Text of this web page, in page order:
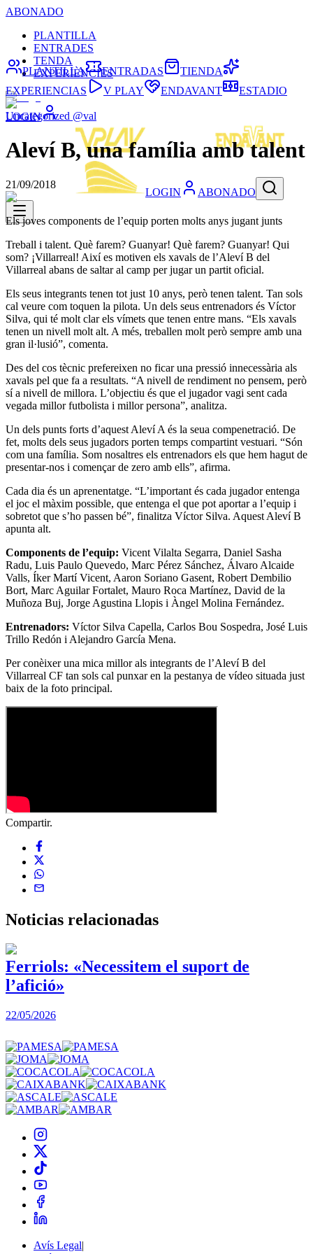
ABONADO
PLANTILLA
ENTRADES
TENDA
EXPERIÈNCIES
LOGIN
LOGIN ABONADO
PLANTILLA ENTRADAS
TIENDA
EXPERIENCIAS
V PLAY ENDAVANT ESTADIO
Uncategorized @val
Aleví B, una família amb talent
21/09/2018
Els joves components de l’equip porten molts anys jugant junts
Treball i talent. Què farem? Guanyar! Què farem? Guanyar! Qui
som? ¡Villarreal! Així es motiven els xavals de l’Aleví B del
Villarreal abans de saltar al camp per jugar un partit oficial.
Els seus integrants tenen tot just 10 anys, però tenen talent. Tan sols
cal veure com toquen la pilota. Un dels seus entrenadors és Víctor
Silva, qui té molt clar els vímets que tenen entre mans. “Els xavals
tenen un nivell molt alt. A més, treballen molt però sempre amb una
gran il·lusió”, comenta.
Des del cos tècnic prefereixen no ficar una pressió innecessària als
xavals pel que fa a resultats. “A nivell de rendiment no pensem, però
sí a nivell de millora. L’objectiu és que el jugador vagi sent cada
vegada millor futbolista i millor persona”, analitza.
Un dels punts forts d’aquest Aleví A és la seua compenetració. De
fet, molts dels seus jugadors porten temps compartint vestuari. “Són
com una família. Som nosaltres els entrenadors els que hem hagut de
presentar-nos i començar de zero amb ells”, afirma.
Cada dia és un aprenentatge. “L’important és cada jugador entenga
el joc el màxim possible, que entenga el que pot aportar a l’equip i
sobretot que s’ho passen bé”, finalitza Víctor Silva. Aquest Aleví B
apunta alt.
Components de l’equip: Vicent Vilalta Segarra, Daniel Sasha
Radu, Luis Paulo Quevedo, Marc Pérez Sánchez, Álvaro Alcaide
Valls, Íker Martí Vicent, Aaron Soriano Gasent, Robert Dembilio
Bort, Marc Aguilar Fortalet, Mauro Roca Martínez, David de la
Muñoza Buj, Jorge Agustina Llopis i Àngel Molina Fernández.
Entrenadors: Víctor Silva Capella, Carlos Bou Sospedra, José Luis
Trillo Redón i Alejandro García Mena.
Per conèixer una mica millor als integrants de l’Aleví B del
Villarreal CF tan sols cal punxar en la pestanya de vídeo situada just
baix de la foto principal.
Compartir.
Noticias relacionadas
Ferriols: «Necessitem el suport de
l’afició»
22/05/2026
Avís Legal|